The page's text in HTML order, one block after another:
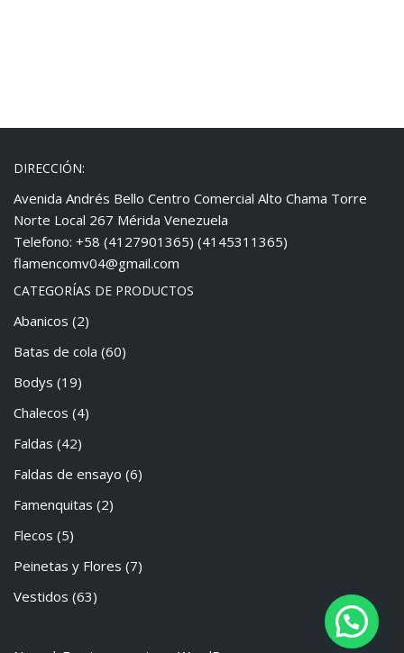
DIRECCIÓN:
Avenida Andrés Bello Centro Comercial Alto Chama Torre
Norte Local 267 Mérida Venezuela
Telefono: +58 (4127901365) (4145311365)
flamencomv04@gmail.com
CATEGORÍAS DE PRODUCTOS
Abanicos (2)
Batas de cola (60)
Bodys (19)
Chalecos (4)
Faldas (42)
Faldas de ensayo (6)
Famenquitas (2)
Flecos (5)
Peinetas y Flores (7)
Vestidos (63)